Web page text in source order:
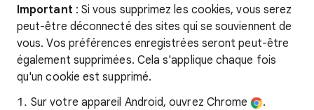
Important : Si vous supprimez les cookies, vous serez
peut-être déconnecté des sites qui se souviennent de
vous. Vos préférences enregistrées seront peut-être
également supprimées. Cela s'applique chaque fois
qu'un cookie est supprimé.
Sur votre appareil Android, ouvrez Chrome
.